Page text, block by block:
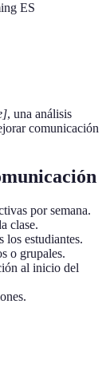
ES
, una análisis
comunicación
por semana.
clase.
los estudiantes.
o grupales.
al inicio del